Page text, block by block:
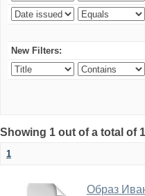
New Filters:
Showing 1 out of a total of
1
Образ